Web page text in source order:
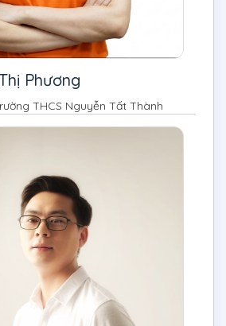
Phương
THCS Nguyễn Tất Thành